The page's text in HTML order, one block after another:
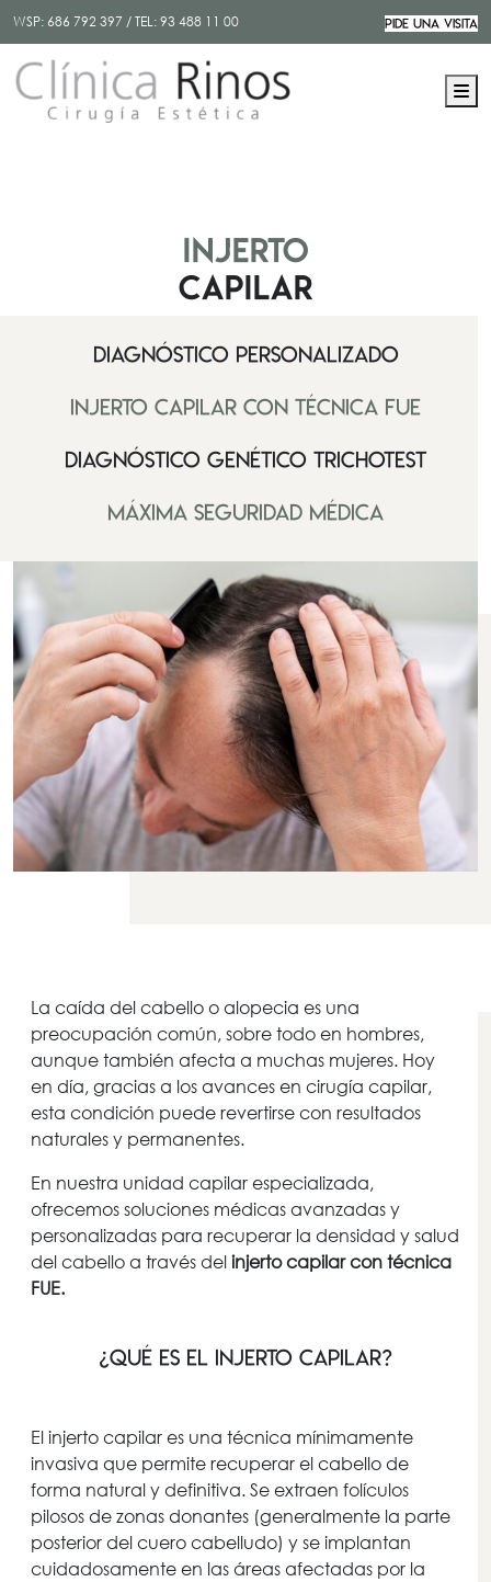
WSP: 686 792 397 / TEL:93 488 11 00 PIDE UNA VISITA
INJERTO
CAPILAR
DIAGNÓSTICO PERSONALIZADO
INJERTO CAPILAR CON TÉCNICA FUE
DIAGNÓSTICO GENÉTICO TRICHOTEST
MÁXIMA SEGURIDAD MÉDICA
La caída del cabello o alopecia es una
preocupación común, sobre todo en hombres,
aunque también afecta a muchas mujeres. Hoy
en día, gracias a los avances en cirugía capilar,
esta condición puede revertirse con resultados
naturales y permanentes.
En nuestra unidad capilar especializada,
ofrecemos soluciones médicas avanzadas y
personalizadas para recuperar la densidad y salud
del cabello a través delinjerto capilar con técnica
FUE.
¿Qué es el injerto capilar?
El injerto capilar es una técnica mínimamente
invasiva que permite recuperar el cabello de
forma natural y definitiva. Se extraen folículos
pilosos de zonas donantes (generalmente la parte
posterior del cuero cabelludo) y se implantan
cuidadosamente en las áreas afectadas por la